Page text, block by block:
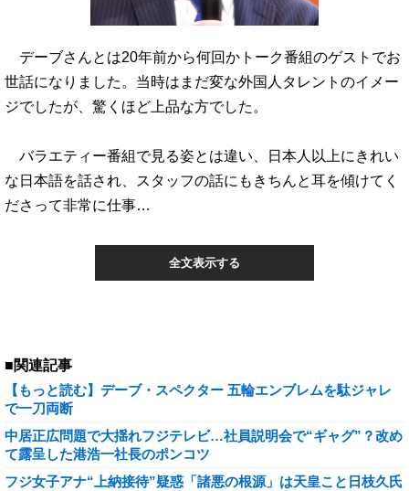
デーブさんとは20年前から何回かトーク番組のゲストでお
世話になりました。当時はまだ変な外国人タレントのイメー
ジでしたが、驚くほど上品な方でした。
バラエティー番組で見る姿とは違い、日本人以上にきれい
な日本語を話され、スタッフの話にもきちんと耳を傾けてく
ださって非常に仕事…
全文表示する
■関連記事
【もっと読む】デーブ・スペクター 五輪エンブレムを駄ジャレ
で一刀両断
中居正広問題で大揺れフジテレビ…社員説明会で“ギャグ”？改め
て露呈した港浩一社長のポンコツ
フジ女子アナ“上納接待”疑惑「諸悪の根源」は天皇こと日枝久氏